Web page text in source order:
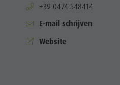
aria.phone:
+39 0474 548414
E-mail schrijven
aria.website:
Website